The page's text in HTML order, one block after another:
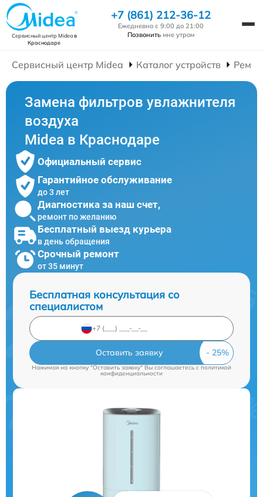
Сервисный центр Mideaв
Краснодаре
+7 (861) 212-36-12
Ежедневно с 9:00 до 21:00
Позвонить мне утром
Сервисный центр Midea Каталог устройств
Замена фильтров увлажнителя
воздуха
Midea в Краснодаре
Официальный сервис
Гарантийное обслуживание
до 3 лет
Диагностика за наш счет,
ремонт по желанию
Бесплатный выезд курьера
в день обращения
Срочный ремонт
от 35 минут
Бесплатная консультация со
специалистом
Оставить заявку
Нажимая на кнопку "Оставить заявку" Вы соглашаетесь cполитикой
конфиденциальности